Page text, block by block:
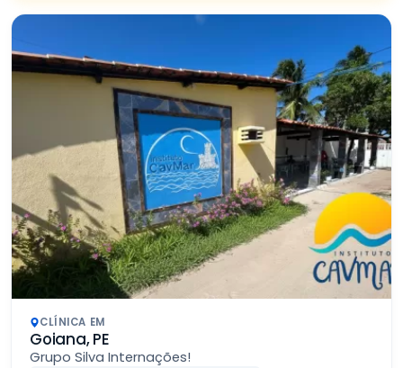
CLÍNICA EM
Goiana, PE
Grupo Silva Internações!